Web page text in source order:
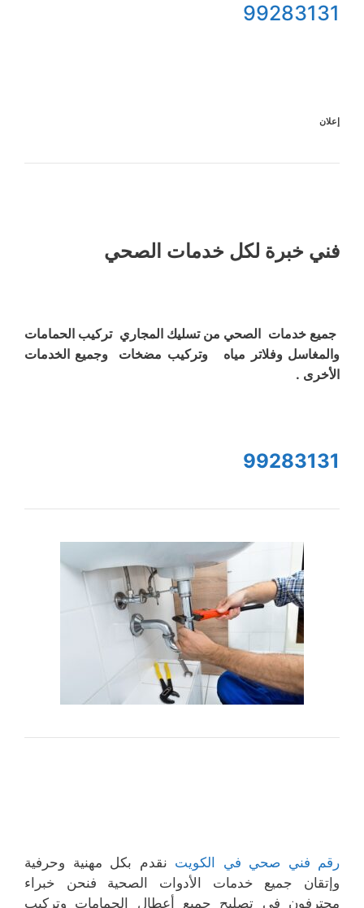
99283131
إعلان
فني خبرة لكل خدمات الصحي
جميع خدمات الصحي من تسليك المجاري تركيب الحمامات
والمغاسل وفلاتر مياه وتركيب مضخات وجميع الخدمات
الأخرى .
99283131
رقم فني صحي في الكويت نقدم بكل مهنية وحرفية
وإتقان جميع خدمات الأدوات الصحية فنحن خبراء
محترفون في تصليح جميع أعطال الحمامات وتركيب